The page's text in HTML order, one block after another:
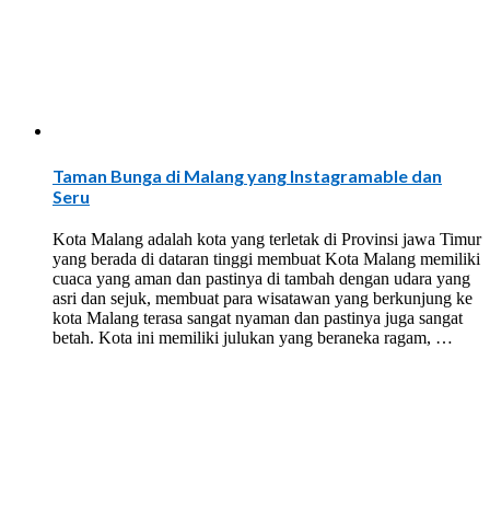
Taman Bunga di Malang yang Instagramable dan
Seru
Kota Malang adalah kota yang terletak di Provinsi jawa Timur
yang berada di dataran tinggi membuat Kota Malang memiliki
cuaca yang aman dan pastinya di tambah dengan udara yang
asri dan sejuk, membuat para wisatawan yang berkunjung ke
kota Malang terasa sangat nyaman dan pastinya juga sangat
betah. Kota ini memiliki julukan yang beraneka ragam, …